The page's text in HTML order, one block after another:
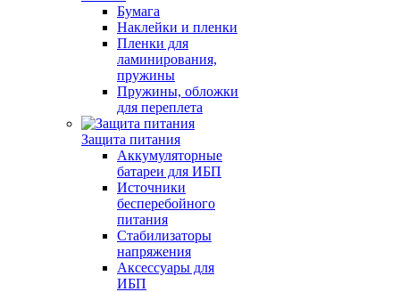
Бумага
Наклейки и пленки
Пленки для
ламинирования,
пружины
Пружины, обложки
для переплета
Защита питания
Аккумуляторные
батареи для ИБП
Источники
бесперебойного
питания
Стабилизаторы
напряжения
Аксессуары для
ИБП